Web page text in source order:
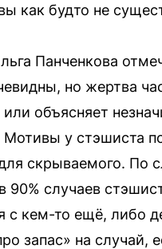
как будто не
Панченкова
но жертва
или объясняет
у стэшиста
скрываемого. По
90% случаев
с кем-то ещё, либо
запас» на случай,